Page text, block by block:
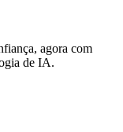
agora com
de IA.